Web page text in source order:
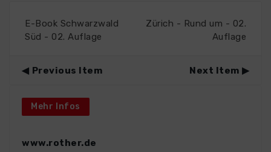
E-Book Schwarzwald
Süd - 02. Auflage
Zürich - Rund um - 02.
Auflage
Previous Item Next Item
Mehr Infos
www.rother.de